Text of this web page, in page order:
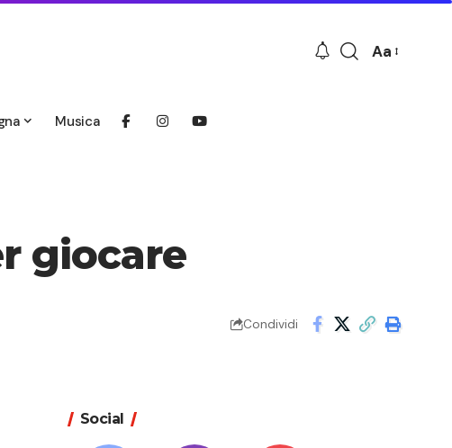
Font
Aa
Musica
giocare
Condividi
Social